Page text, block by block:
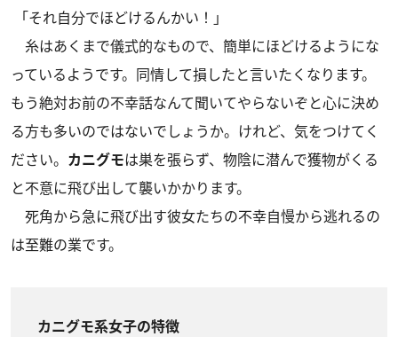
「それ自分でほどけるんかい！」
糸はあくまで儀式的なもので、簡単にほどけるようにな
っているようです。同情して損したと言いたくなります。
もう絶対お前の不幸話なんて聞いてやらないぞと心に決め
る方も多いのではないでしょうか。けれど、気をつけてく
ださい。 カニグモは巣を張らず、物陰に潜んで獲物がくる
と不意に飛び出して襲いかかります。
死角から急に飛び出す彼女たちの不幸自慢から逃れるの
は至難の業です。
カニグモ系女子の特徴